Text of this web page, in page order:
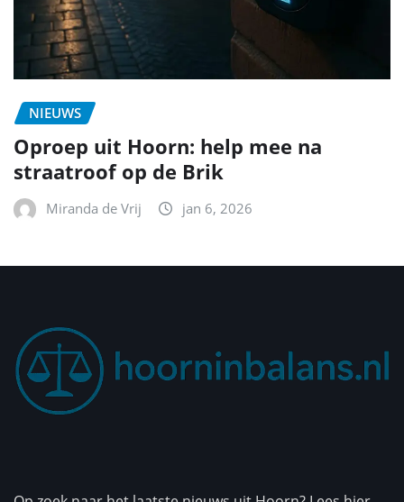
NIEUWS
Oproep uit Hoorn: help mee na
straatroof op de Brik
Miranda de Vrij jan 6, 2026